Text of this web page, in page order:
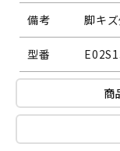
備考 脚キ
型番
商